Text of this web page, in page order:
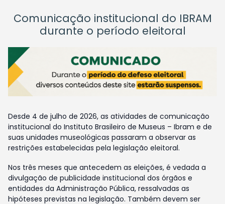
Comunicação institucional do IBRAM
durante o período eleitoral
Desde 4 de julho de 2026, as atividades de comunicação
institucional do Instituto Brasileiro de Museus – Ibram e de
suas unidades museológicas passaram a observar as
restrições estabelecidas pela legislação eleitoral.
Nos três meses que antecedem as eleições, é vedada a
divulgação de publicidade institucional dos órgãos e
entidades da Administração Pública, ressalvadas as
hipóteses previstas na legislação. Também devem ser